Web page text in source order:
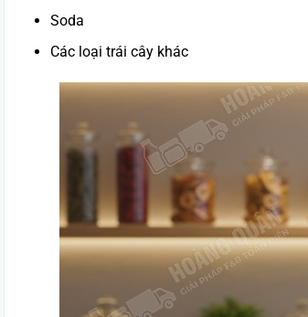
Soda
Các loại trái cây khác